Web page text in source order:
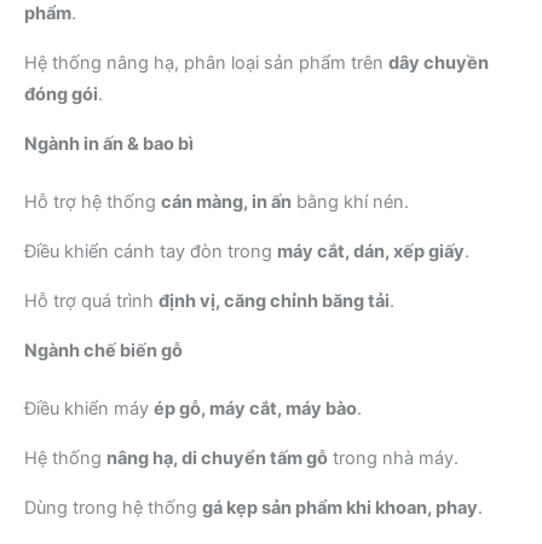
phẩm.
Hệ thống nâng hạ, phân loại sản phẩm trên dây chuyền
đóng gói.
Ngành in ấn & bao bì
Hỗ trợ hệ thống cán màng, in ấn bằng khí nén.
Điều khiển cánh tay đòn trong máy cắt, dán, xếp giấy.
Hỗ trợ quá trình định vị, căng chỉnh băng tải.
Ngành chế biến gỗ
Điều khiển máy ép gỗ, máy cắt, máy bào.
Hệ thống nâng hạ, di chuyển tấm gỗ trong nhà máy.
Dùng trong hệ thống gá kẹp sản phẩm khi khoan, phay.